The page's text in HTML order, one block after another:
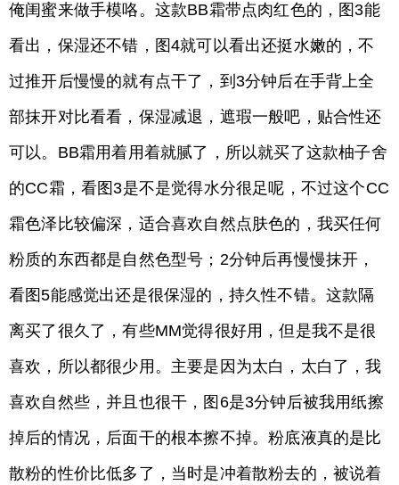
俺闺蜜来做手模咯。这款BB霜带点肉红色的，图3能
看出，保湿还不错，图4就可以看出还挺水嫩的，不
过推开后慢慢的就有点干了，到3分钟后在手背上全
部抹开对比看看，保湿减退，遮瑕一般吧，贴合性还
可以。BB霜用着用着就腻了，所以就买了这款柚子舍
的CC霜，看图3是不是觉得水分很足呢，不过这个CC
霜色泽比较偏深，适合喜欢自然点肤色的，我买任何
粉质的东西都是自然色型号；2分钟后再慢慢抹开，
看图5能感觉出还是很保湿的，持久性不错。这款隔
离买了很久了，有些MM觉得很好用，但是我不是很
喜欢，所以都很少用。主要是因为太白，太白了，我
喜欢自然些，并且也很干，图6是3分钟后被我用纸擦
掉后的情况，后面干的根本擦不掉。粉底液真的是比
散粉的性价比低多了，当时是冲着散粉去的，被说着